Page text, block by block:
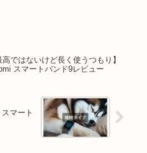
高ではないけど長く使うつもり】
スマートバンド9レビュー
マート